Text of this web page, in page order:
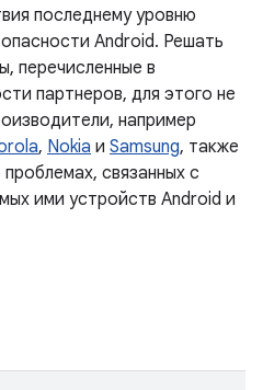
последнему уровню
Android. Решать
перечисленные в
партнеров, для этого не
например
, Nokia и Samsung, также
связанных с
ими устройств Android и